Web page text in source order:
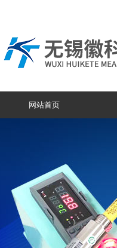
网站首页